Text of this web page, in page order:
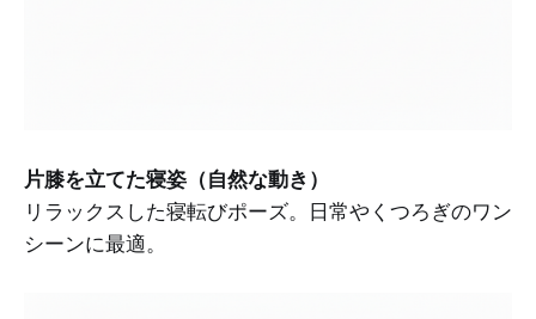
片膝を立てた寝姿（自然な動き）
リラックスした寝転びポーズ。日常やくつろぎのワン
シーンに最適。